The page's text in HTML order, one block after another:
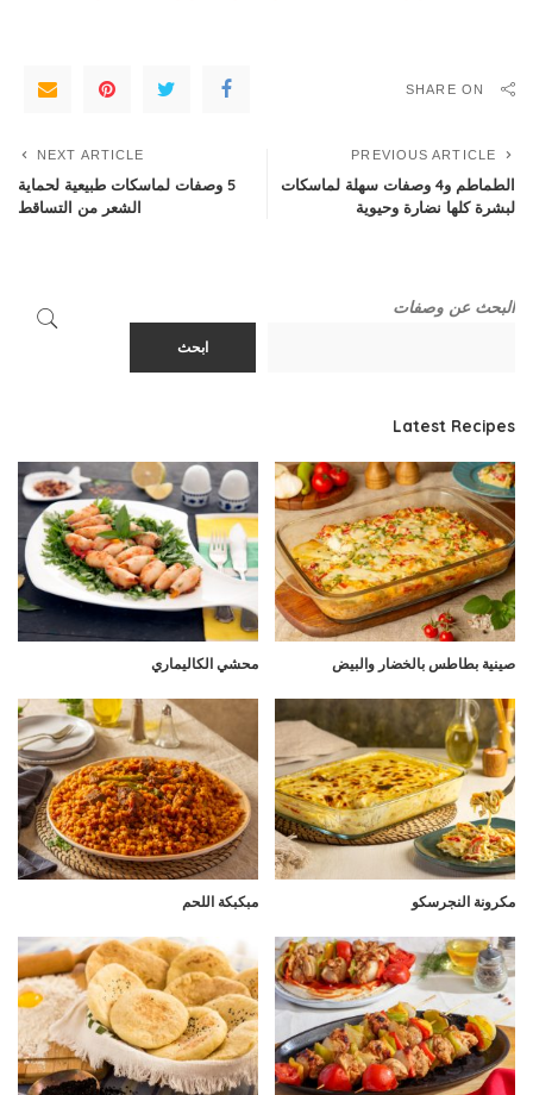
SHARE ON
PREVIOUS ARTICLE
الطماطم و4 وصفات سهلة لماسكات
لبشرة كلها نضارة وحيوية
NEXT ARTICLE
5 وصفات لماسكات طبيعية لحماية
الشعر من التساقط
البحث عن وصفات
ابحث
Latest Recipes
صينية بطاطس بالخضار والبيض محشي الكاليماري
مكرونة النجرسكو مبكبكة اللحم